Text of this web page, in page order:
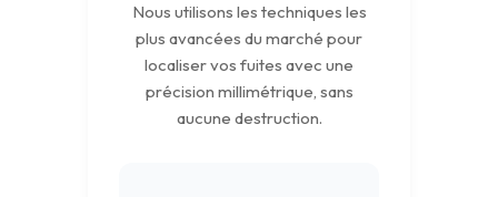
Nous utilisons les techniques les
plus avancées du marché pour
localiser vos fuites avec une
précision millimétrique, sans
aucune destruction.